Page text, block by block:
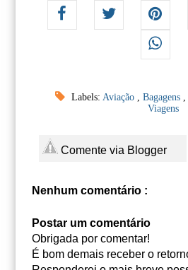
Labels: Aviação , Bagagens ,
Viagens
Comente via Blogger
Nenhum comentário :
Postar um comentário
Obrigada por comentar!
É bom demais receber o